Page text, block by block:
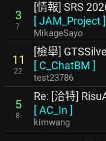
3
7
[情報] SRS
[JAM_Project]
MikageSayo
11
22
[檢舉]
[ C_ChatBM ]
test23786
5
8
Re: [洽特]
[AC_In ]
kimwang